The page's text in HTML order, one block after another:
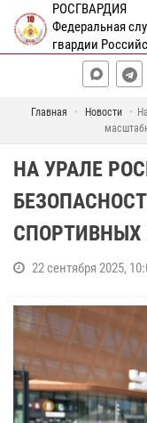
РОСГВАРДИЯ
Федеральная
гвардии
Главная Новости
НА УРАЛЕ
22 сентября 2025,